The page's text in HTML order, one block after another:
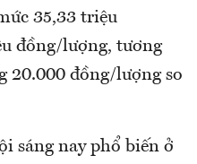
35,33 triệu
đồng/lượng, tương
20.000 đồng/lượng so
sáng nay phổ biến ở